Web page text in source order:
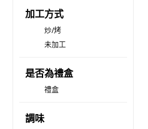
加工方式
炒/烤
未加工
是否為禮盒
禮盒
調味